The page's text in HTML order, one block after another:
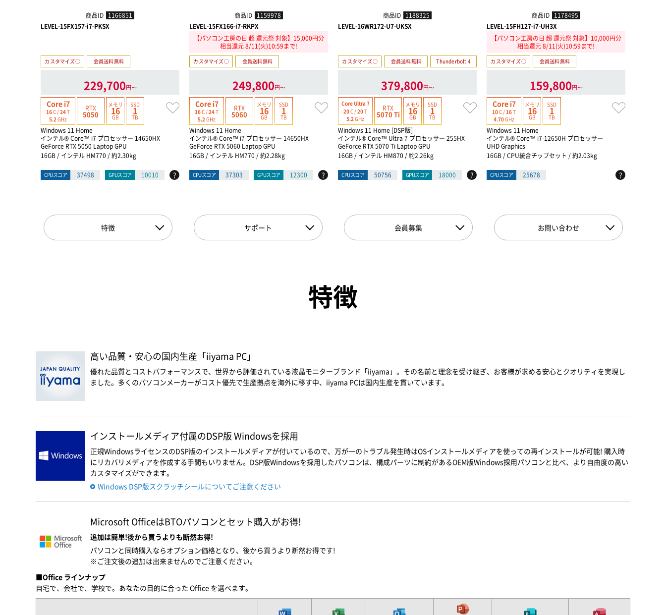
商品ID 1166851
LEVEL-15FX157-i7-PKSX
カスタマイズ○ 会員送料無料
229,700円〜
Core i7
16C /24T
5.2 GHz
RTX
5050
メモリ
16
GB
SSD
1
TB
Windows 11 Home
インテル® Core™ i7 プロセッサー 14650HX
GeForce RTX 5050 Laptop GPU
16GB / インテル HM770 / 約2.30kg
CPUスコア 37498 GPUスコア 10010 ?
商品ID 1159978
LEVEL-15FX166-i7-RKPX
【パソコン工房の日 超 還元祭 対象】15,000円分
相当還元 8/11(火)10:59まで!
カスタマイズ○ 会員送料無料
249,800円〜
Core i7
16C /24T
5.2 GHz
RTX
5060
メモリ
16
GB
SSD
1
TB
Windows 11 Home
インテル® Core™ i7 プロセッサー 14650HX
GeForce RTX 5060 Laptop GPU
16GB / インテル HM770 / 約2.28kg
CPUスコア 37303 GPUスコア 12300 ?
商品ID 1188325
LEVEL-16WR172-U7-UKSX
カスタマイズ○ 会員送料無料 Thunderbolt 4
379,800円〜
Core Ultra 7
20C /20T
5.2GHz
RTX
5070 Ti
メモリ
16
GB
SSD
1
TB
Windows 11 Home [DSP版]
インテル® Core™ Ultra 7 プロセッサー 255HX
GeForce RTX 5070 Ti Laptop GPU
16GB / インテル HM870 / 約2.26kg
CPUスコア 50756 GPUスコア 18000 ?
商品ID 1178495
LEVEL-15FH127-i7-UH3X
【パソコン工房の日 超 還元祭 対象】10,000円分
相当還元 8/11(火)10:59まで!
カスタマイズ○ 会員送料無料
159,800円〜
Core i7
10C /16T
4.70GHz
メモリ
16
GB
SSD
1
TB
Windows 11 Home
インテル® Core™ i7-12650H プロセッサー
UHD Graphics
16GB / CPU統合チップセット / 約2.03kg
CPUスコア 25678 ?
特徴 サポート 会員募集 お問い合わせ
特徴
高い品質・安心の国内生産「iiyama PC」
優れた品質とコストパフォーマンスで、世界から評価されている液晶モニターブランド「iiyama」。その名前と理念を受け継ぎ、お客様が求める安心とクオリティを実現し
ました。多くのパソコンメーカーがコスト優先で生産拠点を海外に移す中、iiyama PCは国内生産を貫いています。
インストールメディア付属のDSP版 Windowsを採用
正規WindowsライセンスのDSP版のインストールメディアが付いているので、万が一のトラブル発生時はOSインストールメディアを使っての再インストールが可能! 購入時
にリカバリメディアを作成する手間もいりません。DSP版Windowsを採用したパソコンは、構成パーツに制約があるOEM版Windows採用パソコンと比べ、より自由度の高い
カスタマイズができます。
Windows DSP版スクラッチシールについてご注意ください
Microsoft OfficeはBTOパソコンとセット購入がお得!
追加は簡単!後から買うよりも断然お得!
パソコンと同時購入ならオプション価格となり、後から買うより断然お得です!
※ご注文後の追加は出来ませんのでご注意ください。
■Office ラインナップ
自宅で、会社で、学校で。あなたの目的に合った Office を選べます。